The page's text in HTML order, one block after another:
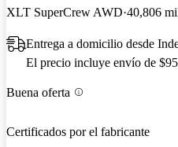
XLT SuperCrew AWD 40,806
Entrega a domicilio desde
El precio incluye envío de
Buena oferta
Certificados por el fabricante